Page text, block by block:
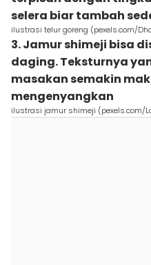
selera biar tambah
ilustrasi telur goreng (pexels.com/
3. Jamur shimeji bisa
daging. Teksturnya
masakan semakin
mengenyangkan
ilustrasi jamur shimeji (pexels.com/